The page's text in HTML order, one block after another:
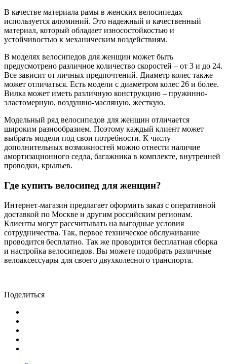
В качестве материала рамы в женских велосипедах
используется алюминий. Это надежный и качественный
материал, который обладает износостойкостью и
устойчивостью к механическим воздействиям.
В моделях велосипедов для женщин может быть
предусмотрено различное количество скоростей – от 3 и до 24.
Все зависит от личных предпочтений. Диаметр колес также
может отличаться. Есть модели с диаметром колес 26 и более.
Вилка может иметь различную конструкцию – пружинно-
эластомерную, воздушно-масляную, жесткую.
Модельный ряд велосипедов для женщин отличается
широким разнообразием. Поэтому каждый клиент может
выбрать модели под свои потребности. К числу
дополнительных возможностей можно отнести наличие
амортизационного седла, багажника в комплекте, внутренней
проводки, крыльев.
Где купить велосипед для женщин?
Интернет-магазин предлагает оформить заказ с оперативной
доставкой по Москве и другим российским регионам.
Клиенты могут рассчитывать на выгодные условия
сотрудничества. Так, первое техническое обслуживание
проводится бесплатно. Так же проводится бесплатная сборка
и настройка велосипедов. Вы можете подобрать различные
велоаксессуары для своего двухколесного транспорта.
Поделиться